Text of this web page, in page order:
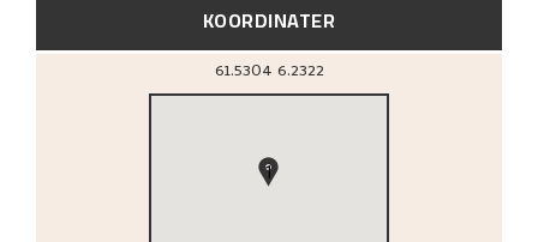
KOORDINATER
61.5304 6.2322
1